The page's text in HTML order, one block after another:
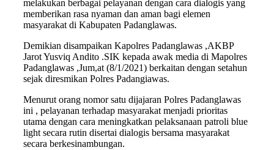
melakukan berbagai pelayanan dengan cara dialogis yang
memberikan rasa nyaman dan aman bagi elemen
masyarakat di Kabupaten Padanglawas.
Demikian disampaikan Kapolres Padanglawas ,AKBP
Jarot Yusviq Andito .SIK kepada awak media di Mapolres
Padanglawas ,Jum,at (8/1/2021) berkaitan dengan setahun
sejak diresmikan Polres Padangiawas.
Menurut orang nomor satu dijajaran Polres Padanglawas
ini , pelayanan terhadap masyarakat menjadi prioritas
utama dengan cara meningkatkan pelaksanaan patroli blue
light secara rutin disertai dialogis bersama masyarakat
secara berkesinambungan.